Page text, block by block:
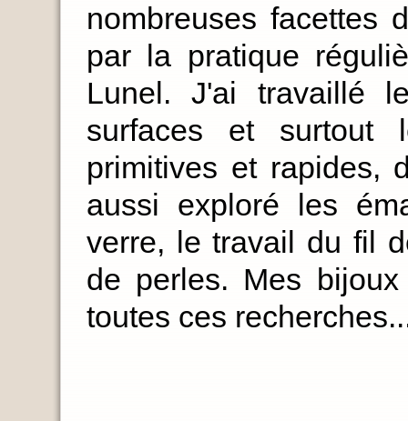
nombreuses facettes
par la pratique
Lunel. J'ai travaillé
surfaces et surtout
primitives et rapides,
aussi exploré les
verre, le travail du fil
de perles. Mes
toutes ces